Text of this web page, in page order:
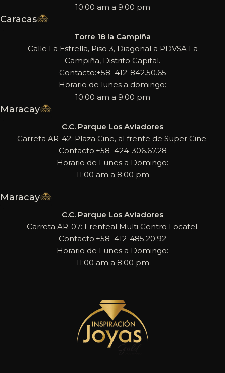
10:00 am a 9:00 pm
Caracas
Torre 18 la Campiña
Calle La Estrella, Piso 3, Diagonal a PDVSA La
Campiña, Distrito Capital.
Contacto:+58 412-842.50.65
Horario de lunes a domingo:
10:00 am a 9:00 pm
Maracay
C.C. Parque Los Aviadores
Carreta AR-42: Plaza Cine, al frente de Super Cine.
Contacto:+58 424-306.67.28
Horario de Lunes a Domingo:
11:00 am a 8:00 pm
Maracay
C.C. Parque Los Aviadores
Carreta AR-07: Frenteal Multi Centro Locatel.
Contacto:+58 412-485.20.92
Horario de Lunes a Domingo:
11:00 am a 8:00 pm